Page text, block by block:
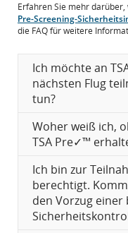
Erfahren Sie mehr
Pre-Screening-
die FAQ für weitere
Ich möchte an
nächsten Flug
tun?
Woher weiß ich,
TSA Pre✓™
Ich bin zur
berechtigt.
den Vorzug